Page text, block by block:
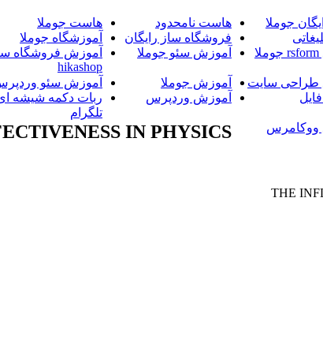
جوملا هاست نامحدود هاست جوملا
فروشگاه ساز رایگان آموزشگاه جوملا
آموزش سئو جوملا
آموزش فروشگاه
hikashop
طراحی سایت
آموزش جوملا آموزش سئو
آموزش وردپرس
ربات دکمه شیشه
تلگرام
ووکامرس
IN PHYSICS
THE